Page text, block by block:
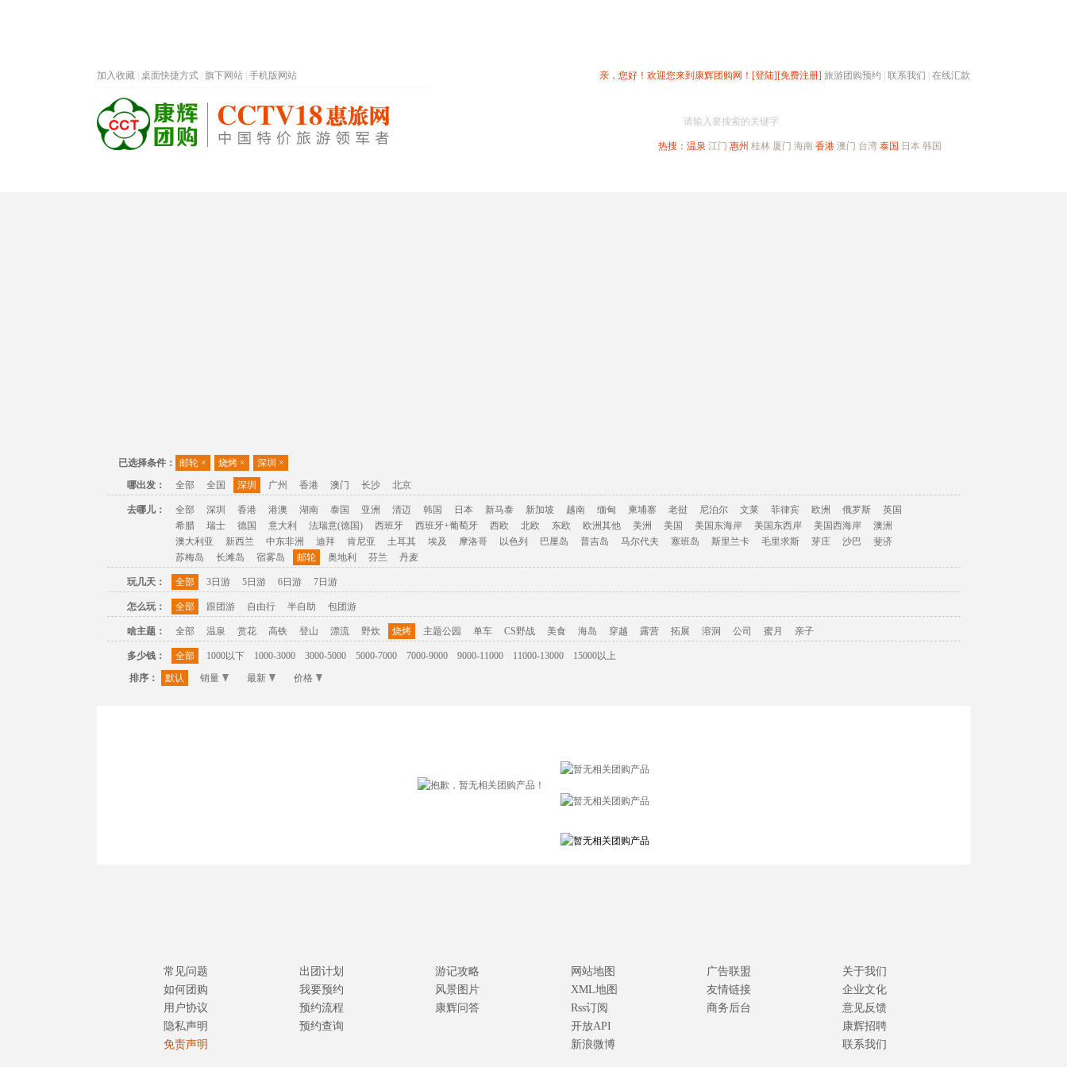
亲，您好！欢迎您来到康辉团购网！ [登陆][免费注册] 旅游团购预约 联系我们 在线汇款
加入收藏 桌面快捷方式 旗下网站 手机版网站
请输入要搜索的关键字
热搜： 温泉 江门 惠州 桂林 厦门 海南 香港 澳门 台湾 泰国 日本 韩国
已选择条件： 邮轮 × 烧烤 × 深圳 ×
哪出发：
全部 全国 深圳 广州 香港 澳门 长沙 北京
去哪儿： 全部 深圳 香港 港澳 湖南 泰国 亚洲 清迈 韩国 日本 新马泰 新加坡 越南 缅甸 柬埔寨 老挝 尼泊尔 文莱 菲律宾 欧洲 俄罗斯
英国
希腊
瑞士 德国 意大利 法瑞意(德国) 西班牙 西班牙+葡萄牙 西欧 北欧 东欧 欧洲其他 美洲 美国 美国东海岸 美国东西岸 美国西海岸
澳洲
澳大利亚
新西兰 中东非洲 迪拜 肯尼亚 土耳其 埃及 摩洛哥 以色列 巴厘岛 普吉岛 马尔代夫 塞班岛 斯里兰卡 毛里求斯 芽庄 沙巴
斐济
苏梅岛
长滩岛 宿雾岛 邮轮 奥地利 芬兰 丹麦
玩几天： 全部 3日游 5日游 6日游 7日游
怎么玩： 全部 跟团游 自由行 半自助 包团游
啥主题： 全部 温泉 赏花 高铁 登山 漂流 野炊 烧烤 主题公园 单车 CS野战 美食 海岛 穿越 露营 拓展 溶洞 公司 蜜月 亲子
多少钱： 全部 1000以下 1000-3000 3000-5000 5000-7000 7000-9000 9000-11000 11000-13000
15000以上
排序：
默认 销量 最新 价格
常见问题
如何团购
用户协议
隐私声明
免责声明
出团计划
我要预约
预约流程
预约查询
游记攻略
风景图片
康辉问答
网站地图
XML地图
Rss订阅
开放API
新浪微博
广告联盟
友情链接
商务后台
关于我们
企业文化
意见反馈
康辉招聘
联系我们